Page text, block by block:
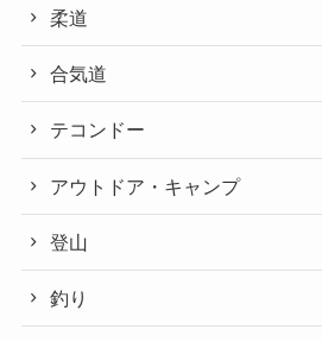
柔道
合気道
テコンドー
アウトドア・キャンプ
登山
釣り